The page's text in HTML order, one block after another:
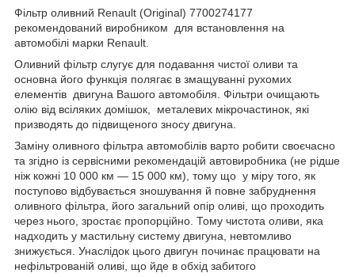
Фільтр оливний Renault (Original) 7700274177
рекомендований виробником для встановлення на
автомобілі марки Renault.
Оливний фільтр слугує для подавання чистої оливи та
основна його функція полягає в змащуванні рухомих
елементів двигуна Вашого автомобіля. Фільтри очищають
олію від всіляких домішок, металевих мікрочастинок, які
призводять до підвищеного зносу двигуна.
Заміну оливного фільтра автомобілів варто робити своєчасно
та згідно із сервісними рекомендацій автовиробника (не рідше
ніж кожні 10 000 км — 15 000 км), тому що у міру того, як
поступово відбувається зношування й повне забруднення
оливного фільтра, його загальний опір оливі, що проходить
через нього, зростає пропорційно. Тому чистота оливи, яка
надходить у мастильну систему двигуна, невтомливо
знижується. Унаслідок цього двигун починає працювати на
нефільтрованій оливі, що йде в обхід забитого